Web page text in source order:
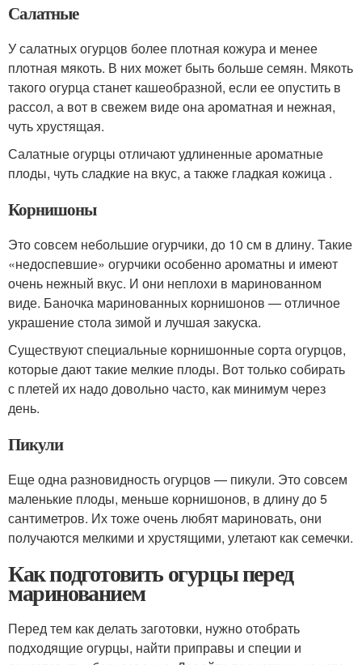
Салатные
У салатных огурцов более плотная кожура и менее
плотная мякоть. В них может быть больше семян. Мякоть
такого огурца станет кашеобразной, если ее опустить в
рассол, а вот в свежем виде она ароматная и нежная,
чуть хрустящая.
Салатные огурцы отличают удлиненные ароматные
плоды, чуть сладкие на вкус, а также гладкая кожица .
Корнишоны
Это совсем небольшие огурчики, до 10 см в длину. Такие
«недоспевшие» огурчики особенно ароматны и имеют
очень нежный вкус. И они неплохи в маринованном
виде. Баночка маринованных корнишонов — отличное
украшение стола зимой и лучшая закуска.
Существуют специальные корнишонные сорта огурцов,
которые дают такие мелкие плоды. Вот только собирать
с плетей их надо довольно часто, как минимум через
день.
Пикули
Еще одна разновидность огурцов — пикули. Это совсем
маленькие плоды, меньше корнишонов, в длину до 5
сантиметров. Их тоже очень любят мариновать, они
получаются мелкими и хрустящими, улетают как семечки.
Как подготовить огурцы перед
маринованием
Перед тем как делать заготовки, нужно отобрать
подходящие огурцы, найти приправы и специи и